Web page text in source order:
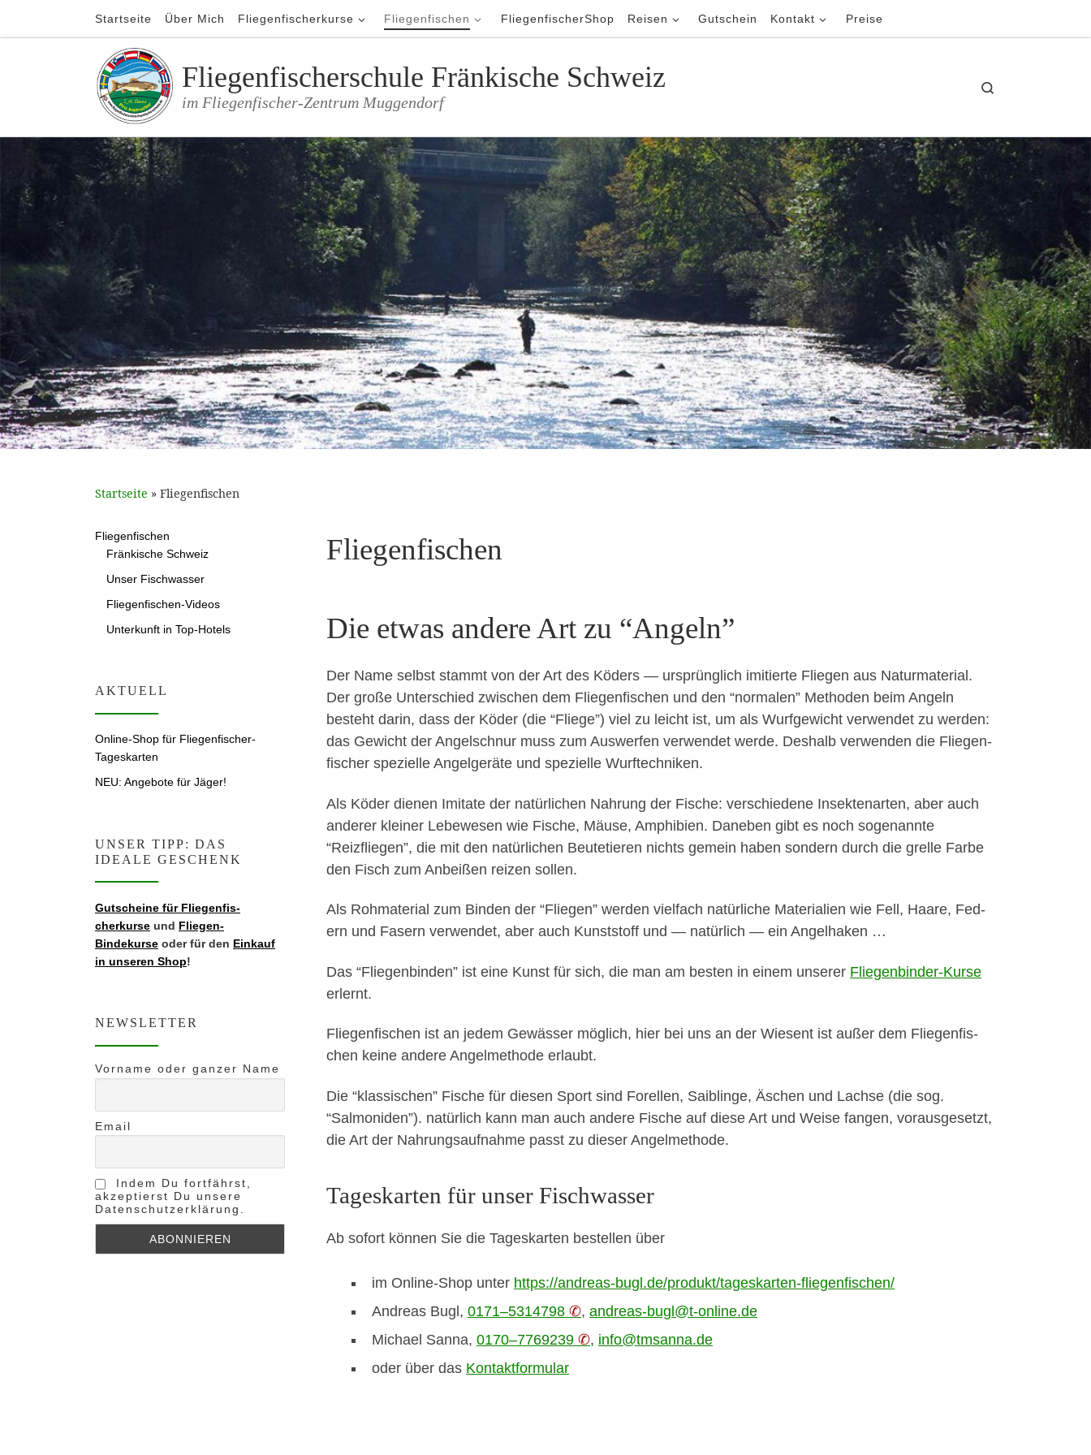
Zum Inhalt springen
Startseite Über Mich Fliegenfischerkurse Fliegenfischen FliegenfischerShop Reisen Gutschein Kontakt Preise
Fliegenfischerschule Fränkische Schweiz
im Fliegenfischer-Zentrum Muggendorf
Startseite » Fliegenfischen
Fliegenfischen
Die etwas andere Art zu “Angeln”
Der Name selb­st stammt von der Art des Köders — ursprünglich imi­tierte Fliegen aus Natur­ma­te­r­i­al.
Der große Unter­schied zwis­chen dem Fliegen­fis­chen und den “nor­malen” Meth­o­d­en beim Angeln
beste­ht darin, dass der Köder (die “Fliege”) viel zu leicht ist, um als Wur­fgewicht ver­wen­det zu wer­den:
das Gewicht der Angelschnur muss zum Auswer­fen ver­wen­det werde. Deshalb ver­wen­den die Fliegen­
fis­ch­er spezielle Angel­geräte und spezielle Wurftech­niken.
Als Köder dienen Imi­tate der natür­lichen Nahrung der Fis­che: ver­schiedene Insek­te­narten, aber auch
ander­er klein­er Lebe­we­sen wie Fis­che, Mäuse, Amphi­bi­en. Daneben gibt es noch soge­nan­nte
“Reizfliegen”, die mit den natür­lichen Beutetieren nichts gemein haben son­dern durch die grelle Farbe
den Fisch zum Anbeißen reizen sollen.
Als Roh­ma­te­r­i­al zum Binden der “Fliegen” wer­den vielfach natür­liche Mate­ri­alien wie Fell, Haare, Fed­
ern und Fasern ver­wen­det, aber auch Kun­st­stoff und — natür­lich — ein Angel­hak­en …
Das “Fliegen­binden” ist eine Kun­st für sich, die man am besten in einem unser­er Fliegen­binder-Kurse
erlernt.
Fliegen­fis­chen ist an jedem Gewäss­er möglich, hier bei uns an der Wiesent ist außer dem Fliegen­fis­
chen keine andere Angel­meth­ode erlaubt.
Die “klas­sis­chen” Fis­che für diesen Sport sind Forellen, Saib­linge, Äschen und Lachse (die sog.
“Salmoniden”). natür­lich kann man auch andere Fis­che auf diese Art und Weise fan­gen, voraus­ge­set­zt,
die Art der Nahrungsauf­nahme passt zu dieser Angel­meth­ode.
Tageskarten für unser Fischwasser
Ab sofort kön­nen Sie die Tageskarten bestellen über
im Online-Shop unter https://andreas-bugl.de/produkt/tageskarten-fliegenfischen/
Andreas Bugl, 0171–5314798 , andreas-bugl@t‑online.de
Michael San­na, 0170–7769239 , info@tmsanna.de
oder über das Kon­tak­t­for­mu­lar
Fliegenfischen
Fränkische Schweiz
Unser Fischwasser
Fliegenfischen-Videos
Unterkunft in Top-Hotels
AKTUELL
Online-Shop für Fliegenfischer-
Tageskarten
NEU: Angebote für Jäger!
UNSER TIPP: DAS
IDEALE GESCHENK
Gutscheine für Fliegen­fis­
cherkurse und Fliegen-
Bindekurse oder für den Einkauf
in unseren Shop!
NEWSLETTER
Vorname oder ganzer Name
Email
Indem Du fortfährst,
akzeptierst Du unsere
Datenschutzerklärung.